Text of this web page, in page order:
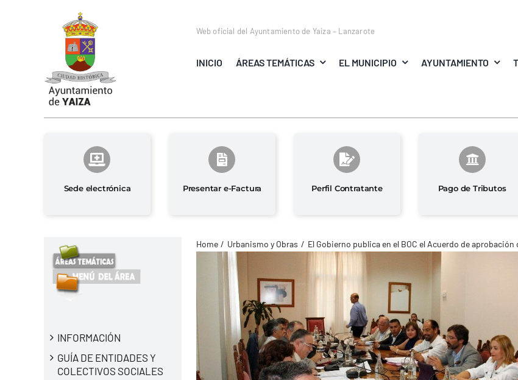
Web oficial del Ayuntamiento de Yaiza – Lanzarote
INICIO ÁREAS TEMÁTICAS EL MUNICIPIO AYUNTAMIENTO
Sede electrónica Presentar e-Factura Perfil Contratante Pago de Tributos
INFORMACIÓN
GUÍA DE ENTIDADES Y
COLECTIVOS SOCIALES
Home Urbanismo y Obras El Gobierno publica en el BOC el Acuerdo de